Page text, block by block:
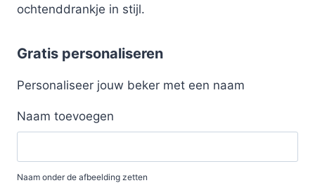
ochtenddrankje in stijl.
Gratis personaliseren
Personaliseer jouw beker met een naam
Naam toevoegen
Naam onder de afbeelding zetten